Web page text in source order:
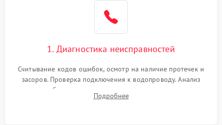
1. Диагностика неисправностей
Считывание кодов ошибок, осмотр на наличие протечек и
засоров. Проверка подключения к водопроводу. Анализ
жалоб на отсутствие слива, нагрева, вращения
разбрызгивателей или срабатывание системы защиты
Подробнее